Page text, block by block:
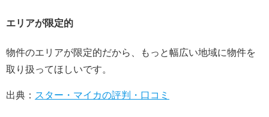
エリアが限定的
物件のエリアが限定的だから、もっと幅広い地域に物件を
取り扱ってほしいです。
出典： スター・マイカの評判・口コミ